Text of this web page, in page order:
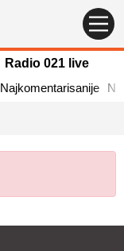
Radio 021 live
Najkomentarisanije